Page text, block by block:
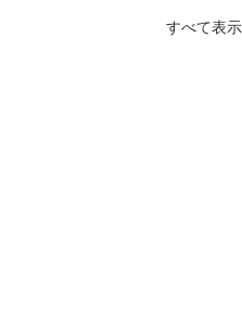
すべて表示